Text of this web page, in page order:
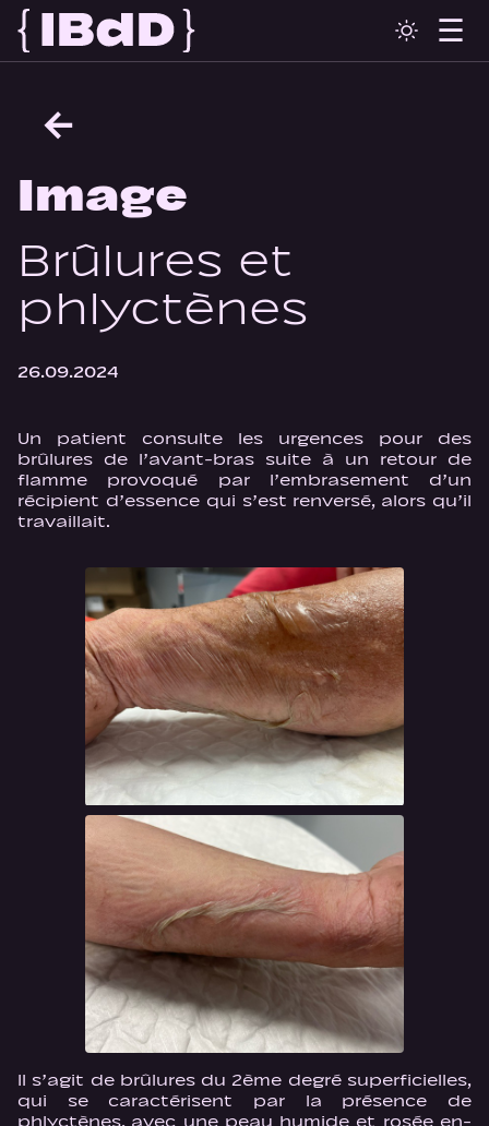
←
Image
Brûlures et
phlyctènes
26.09.2024
Un patient consulte les urgences pour des
brûlures de l’avant-bras suite à un retour de
flamme provoqué par l’embrasement d’un
récipient d’essence qui s’est renversé, alors qu’il
travaillait.
Il s’agit de brûlures du 2ème degré superficielles,
qui se caractérisent par la présence de
phlyctènes, avec une peau humide et rosée en-